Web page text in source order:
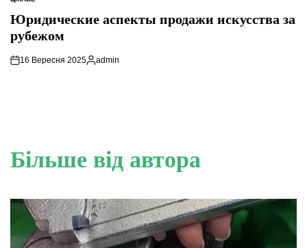
ОПУБЛІКУВАТИ
Юридические аспекты продажи искусства за
рубежом
16 Вересня 2025
Опубліковано
admin
Більше від автора